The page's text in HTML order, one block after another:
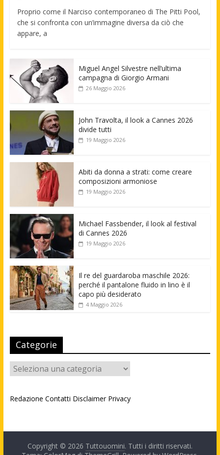
Proprio come il Narciso contemporaneo di The Pitti Pool,
che si confronta con un’immagine diversa da ciò che
appare, a
Miguel Angel Silvestre nell’ultima
campagna di Giorgio Armani
26 Maggio 2026
John Travolta, il look a Cannes 2026
divide tutti
19 Maggio 2026
Abiti da donna a strati: come creare
composizioni armoniose
19 Maggio 2026
Michael Fassbender, il look al festival
di Cannes 2026
19 Maggio 2026
Il re del guardaroba maschile 2026:
perché il pantalone fluido in lino è il
capo più desiderato
4 Maggio 2026
Categorie
Categorie
Redazione Contatti Disclaimer Privacy
Copyright © 2026 Tuttouomini. Tutti i diritti riservati.